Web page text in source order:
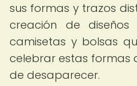
sus formas y trazos
creación de
camisetas y bolsas
celebrar estas formas
de desaparecer.